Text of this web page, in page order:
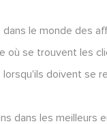
le monde des
où se trouvent les
doivent se
dans les meilleurs